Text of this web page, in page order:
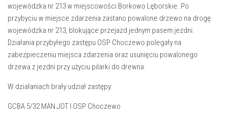
wojewódzka nr 213 w miejscowości Borkowo Lęborskie. Po
przybyciu w miejsce zdarzenia zastano powalone drzewo na drogę
wojewódzka nr 213, blokujące przejazd jednym pasem jezdni.
Działania przybyłego zastępu OSP Choczewo polegały na
zabezpieczeniu miejsca zdarzenia oraz usunięciu powalonego
drzewa z jezdni przy użyciu pilarki do drewna.
W działaniach brały udział zastępy:
GCBA 5/32 MAN JOT I OSP Choczewo